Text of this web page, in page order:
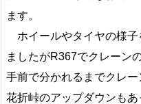
ます。
ホイールやタイヤの様子
ましたがR367でクレーン
手前で分かれるまでクレー
花折峠のアップダウンも